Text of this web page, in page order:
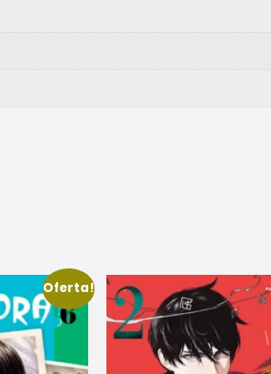
Oferta!